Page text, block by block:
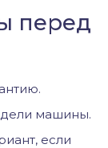
перед
машины.
если